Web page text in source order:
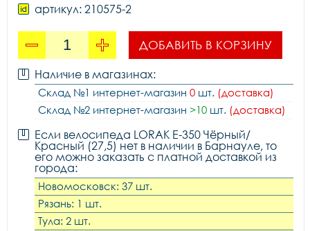
артикул: 210575-2
ДОБАВИТЬ В КОРЗИНУ
Наличие в магазинах:
Склад №1 интернет-магазин 0 шт. (доставка)
Склад №2 интернет-магазин >10 шт. (доставка)
Если велосипеда LORAK E-350 Чёрный/
Красный (27,5) нет в наличии в Барнауле, то
его можно заказать с платной доставкой из
города:
Новомосковск: 37 шт.
Рязань: 1 шт.
Тула: 2 шт.